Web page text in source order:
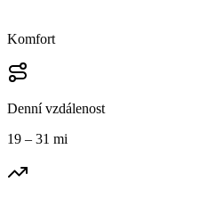
Komfort
Denní vzdálenost
19 – 31 mi